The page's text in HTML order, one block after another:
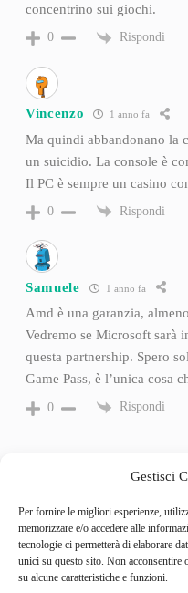
Gestisci
Per fornire le migliori esperienze,
memorizzare e/o accedere alle
tecnologie ci permetterà di elaborare
unici su questo sito. Non acconsentire
su alcune caratteristiche e funzioni.
concentrino sui giochi.
0 Rispondi
Vincenzo 1 anno fa
Ma quindi abbandonano la
un suicidio. La console è
Il PC è sempre un casino
0 Rispondi
Samuele 1 anno fa
Amd è una garanzia,
Vedremo se Microsoft sarà
questa partnership. Spero
Game Pass, è l’unica cosa
0 Rispondi